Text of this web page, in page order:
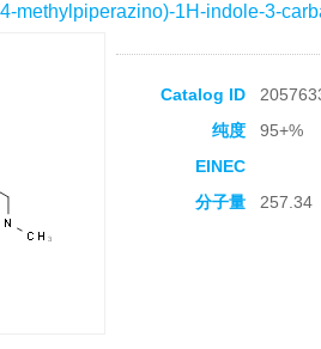
methylpiperazino)-1H-indole-3-
Catalog ID
纯度
95+%
EINEC
分子量
257.34